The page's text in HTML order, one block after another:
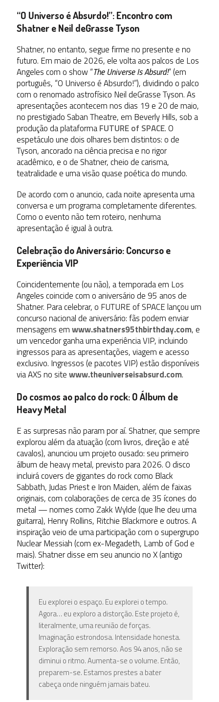
“O Universo é Absurdo!”: Encontro com
Shatner e Neil deGrasse Tyson
Shatner, no entanto, segue firme no presente e no
futuro. Em maio de 2026, ele volta aos palcos de Los
Angeles com o show“The Universe Is Absurd!”(em
português, “O Universo é Absurdo!”), dividindo o palco
com o renomado astrofísico Neil deGrasse Tyson. As
apresentações acontecem nos dias 19 e 20 de maio,
no prestigiado Saban Theatre, em Beverly Hills, sob a
produção da plataformaFUTURE of SPACE. O
espetáculo une dois olhares bem distintos: o de
Tyson, ancorado na ciência precisa e no rigor
acadêmico, e o de Shatner, cheio de carisma,
teatralidade e uma visão quase poética do mundo.
De acordo com o anuncio, cada noite apresenta uma
conversa e um programa completamente diferentes.
Como o evento não tem roteiro, nenhuma
apresentação é igual à outra.
Celebração do Aniversário: Concurso e
Experiência VIP
Coincidentemente (ou não), a temporada em Los
Angeles coincide com o aniversário de 95 anos de
Shatner. Para celebrar, o FUTURE of SPACE lançou um
concurso nacional de aniversário: fãs podem enviar
mensagens emwww.shatners95thbirthday.com, e
um vencedor ganha uma experiência VIP, incluindo
ingressos para as apresentações, viagem e acesso
exclusivo. Ingressos (e pacotes VIP) estão disponíveis
via AXS no sitewww.theuniverseisabsurd.com.
Do cosmos ao palco do rock: O Álbum de
Heavy Metal
E as surpresas não param por aí. Shatner, que sempre
explorou além da atuação (com livros, direção e até
cavalos), anunciou um projeto ousado: seuprimeiro
álbum de heavy metal, previsto para 2026. O disco
incluirá covers de gigantes do rock como Black
Sabbath, Judas Priest e Iron Maiden, além de faixas
originais, com colaborações de cerca de 35 ícones do
metal — nomes como Zakk Wylde (que lhe deu uma
guitarra), Henry Rollins, Ritchie Blackmore e outros. A
inspiração veio de uma participação com o supergrupo
Nuclear Messiah (com ex-Megadeth, Lamb of God e
mais). Shatner disse em seu anuncio no X (antigo
Twitter):
Eu explorei o espaço. Eu explorei o tempo.
Agora… eu exploro a distorção. Este projeto é,
literalmente, uma reunião de forças.
Imaginação estrondosa. Intensidade honesta.
Exploração sem remorso. Aos 94 anos, não se
diminui o ritmo. Aumenta-se o volume. Então,
preparem-se. Estamos prestes a bater
cabeça onde ninguém jamais bateu.